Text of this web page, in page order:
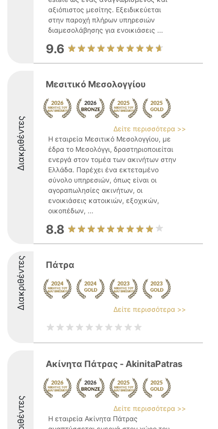
αξιόπιστος μεσίτης. Εξειδικεύεται
στην παροχή πλήρων υπηρεσιών
διαμεσολάβησης για ενοικιάσεις ...
9.6
Διακριθέντες
Μεσιτικό Μεσολογγίου
Δείτε περισσότερα >>
Η εταιρεία Μεσιτικό Μεσολογγίου, με
έδρα το Μεσολόγγι, δραστηριοποιείται
ενεργά στον τομέα των ακινήτων στην
Ελλάδα. Παρέχει ένα εκτεταμένο
σύνολο υπηρεσιών, όπως είναι οι
αγοραπωλησίες ακινήτων, οι
ενοικιάσεις κατοικιών, εξοχικών,
οικοπέδων, ...
8.8
Διακριθέντες Πάτρα
Δείτε περισσότερα >>
Ακίνητα Πάτρας - AkinitaPatras
Δείτε περισσότερα >>
Η εταιρεία Ακίνητα Πάτρας